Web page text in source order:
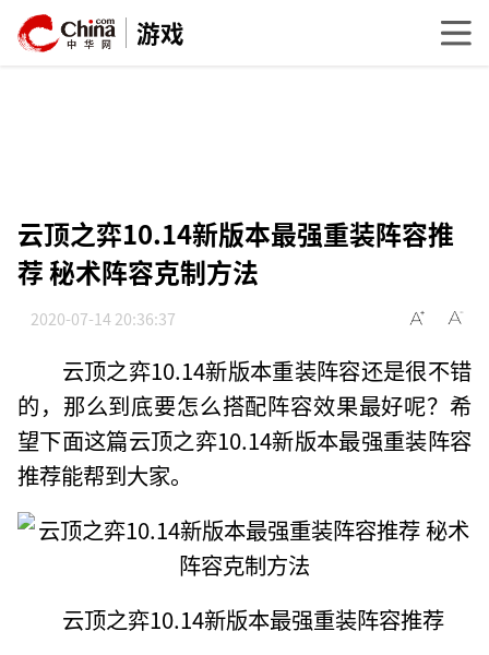
游戏
云顶之弈10.14新版本最强重装阵容推
荐 秘术阵容克制方法
2020-07-14 20:36:37
云顶之弈10.14新版本重装阵容还是很不错
的，那么到底要怎么搭配阵容效果最好呢？希
望下面这篇云顶之弈10.14新版本最强重装阵容
推荐能帮到大家。
云顶之弈10.14新版本最强重装阵容推荐